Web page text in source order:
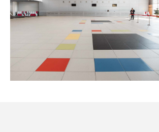
Посмотреть все проекты